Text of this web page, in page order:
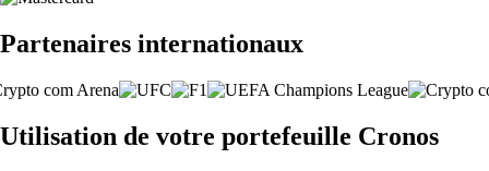
Partenaires internationaux
Utilisation de votre portefeuille Cronos